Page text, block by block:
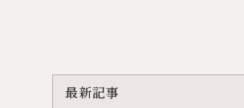
最新記事